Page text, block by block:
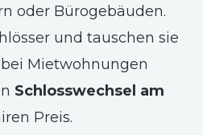
oder Bürogebäuden.
und tauschen sie
Mietwohnungen
Schlosswechsel am
Preis.